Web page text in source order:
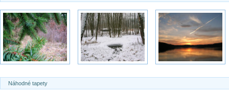
Náhodné tapety